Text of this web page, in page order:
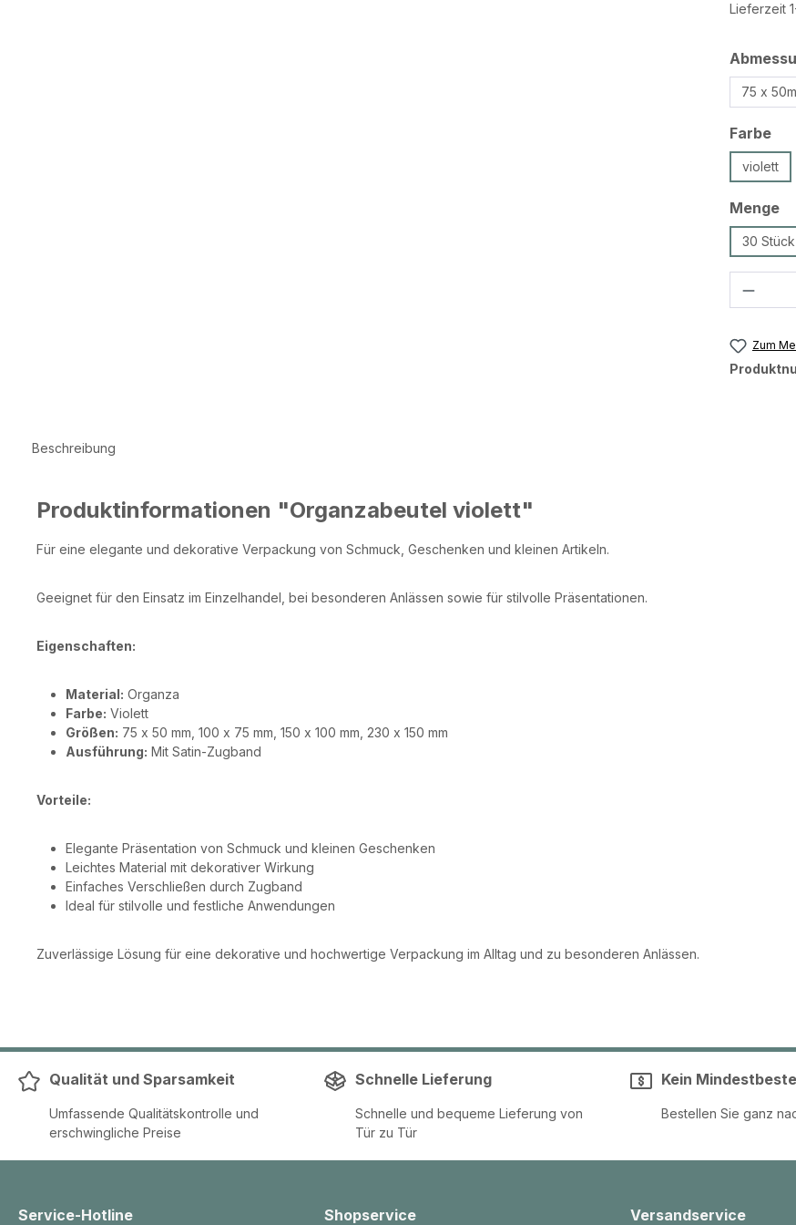
Lieferzeit
75 x
Farbe
violett
Menge
30 Stück
Zum
Beschreibung
Produktinformationen "Organzabeutel violett"
Für eine elegante und dekorative Verpackung von Schmuck, Geschenken und kleinen Artikeln.
Geeignet für den Einsatz im Einzelhandel, bei besonderen Anlässen sowie für stilvolle Präsentationen.
Eigenschaften:
Material: Organza
Farbe: Violett
Größen: 75 x 50 mm, 100 x 75 mm, 150 x 100 mm, 230 x 150 mm
Ausführung: Mit Satin-Zugband
Vorteile:
Elegante Präsentation von Schmuck und kleinen Geschenken
Leichtes Material mit dekorativer Wirkung
Einfaches Verschließen durch Zugband
Ideal für stilvolle und festliche Anwendungen
Zuverlässige Lösung für eine dekorative und hochwertige Verpackung im Alltag und zu besonderen Anlässen.
Qualität und Sparsamkeit
Umfassende Qualitätskontrolle und
erschwingliche Preise
Schnelle Lieferung
Schnelle und bequeme Lieferung von
Tür zu Tür
Kein
Bestellen Sie ganz
Service-Hotline Shopservice Versandservice